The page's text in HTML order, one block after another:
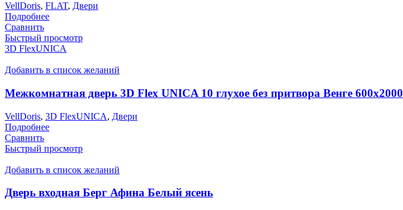
VellDoris, FLAT, Двери
Подробнее
Сравнить
Быстрый просмотр
3D FlexUNICA
Добавить в список желаний
Межкомнатная дверь 3D Flex UNICA 10 глухое без притвора Венге 600х2000
VellDoris, 3D FlexUNICA, Двери
Подробнее
Сравнить
Быстрый просмотр
Добавить в список желаний
Дверь входная Берг Афина Белый ясень